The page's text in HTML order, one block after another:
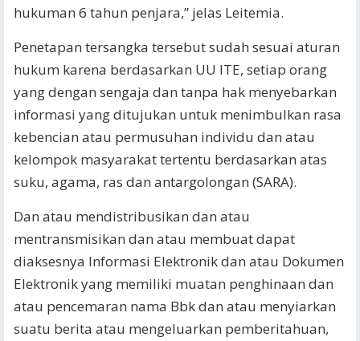
hukuman 6 tahun penjara,” jelas Leitemia.
Penetapan tersangka tersebut sudah sesuai aturan
hukum karena berdasarkan UU ITE, setiap orang
yang dengan sengaja dan tanpa hak menyebarkan
informasi yang ditujukan untuk menimbulkan rasa
kebencian atau permusuhan individu dan atau
kelompok masyarakat tertentu berdasarkan atas
suku, agama, ras dan antargolongan (SARA).
Dan atau mendistribusikan dan atau
mentransmisikan dan atau membuat dapat
diaksesnya Informasi Elektronik dan atau Dokumen
Elektronik yang memiliki muatan penghinaan dan
atau pencemaran nama Bbk dan atau menyiarkan
suatu berita atau mengeluarkan pemberitahuan,